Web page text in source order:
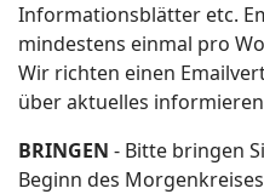
Informationsblätter etc.
mindestens einmal pro
Wir richten einen
über aktuelles
BRINGEN - Bitte bringen
Beginn des